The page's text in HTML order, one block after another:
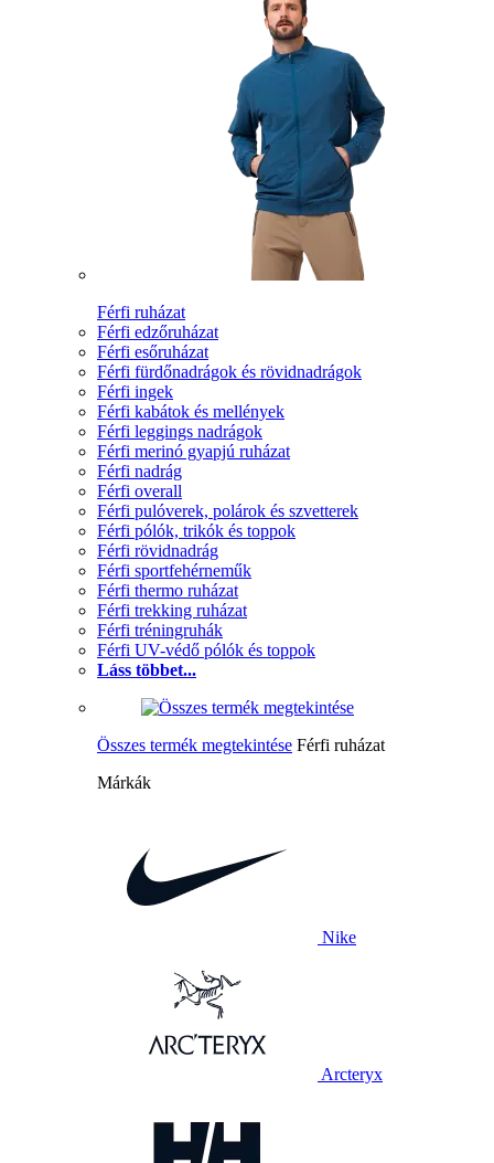
Férfi ruházat
Férfi edzőruházat
Férfi esőruházat
Férfi fürdőnadrágok és rövidnadrágok
Férfi ingek
Férfi kabátok és mellények
Férfi leggings nadrágok
Férfi merinó gyapjú ruházat
Férfi nadrág
Férfi overall
Férfi pulóverek, polárok és szvetterek
Férfi pólók, trikók és toppok
Férfi rövidnadrág
Férfi sportfehérneműk
Férfi thermo ruházat
Férfi trekking ruházat
Férfi tréningruhák
Férfi UV-védő pólók és toppok
Láss többet...
Összes termék megtekintése Férfi ruházat
Márkák
Nike
Arcteryx